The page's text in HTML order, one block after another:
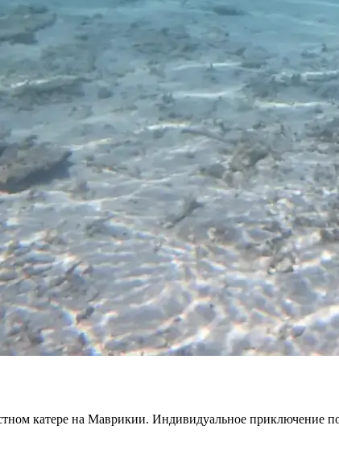
катере на Маврикии. Индивидуальное приключение